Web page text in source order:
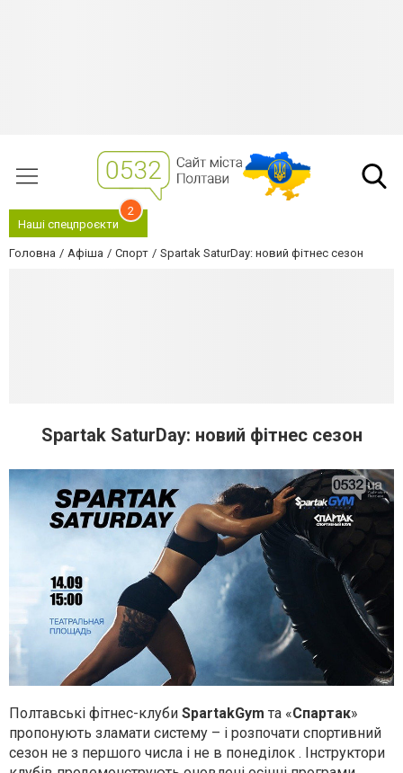
Наші спецпроєкти
2
Головна Афіша Спорт Spartak SaturDay: новий фітнес сезон
Spartak SaturDay: новий фітнес сезон
Полтавські фітнес-клуби SpartakGym та «Спартак»
пропонують зламати систему – і розпочати спортивний
сезон не з першого числа і не в понеділок . Інструктори